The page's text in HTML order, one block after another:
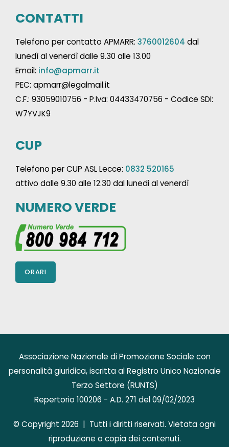
CONTATTI
Telefono per contatto APMARR: 3760012604 dal
lunedì al venerdì dalle 9.30 alle 13.00
Email: info@apmarr.it
PEC: apmarr@legalmail.it
C.F.: 93059010756 - P.Iva: 04433470756 - Codice SDI:
W7YVJK9
CUP
Telefono per CUP ASL Lecce: 0832 520165
attivo dalle 9.30 alle 12.30 dal lunedi al venerdì
NUMERO VERDE
ORARI
Associazione Nazionale di Promozione Sociale con
personalità giuridica, iscritta al Registro Unico Nazionale
Terzo Settore (RUNTS)
Repertorio 100206 - A.D. 271 del 09/02/2023
© Copyright 2026 | Tutti i diritti riservati. Vietata ogni
riproduzione o copia dei contenuti.